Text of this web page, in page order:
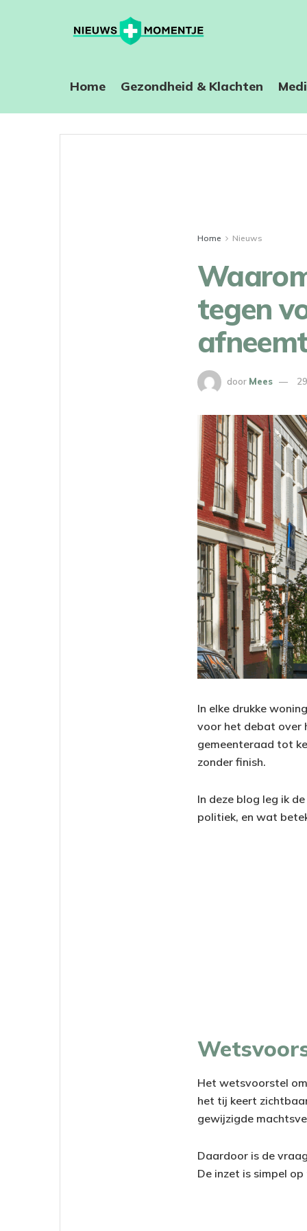
Home ⁠Gezondheid & Klachten
Home Nieuws
tegen
door Mees
In elke drukke
voor het debat over
gemeenteraad tot
zonder finish.
In deze blog leg ik
politiek, en wat
Het wetsvoorstel
het tij keert
gewijzigde
Daardoor is de
De inzet is simpel